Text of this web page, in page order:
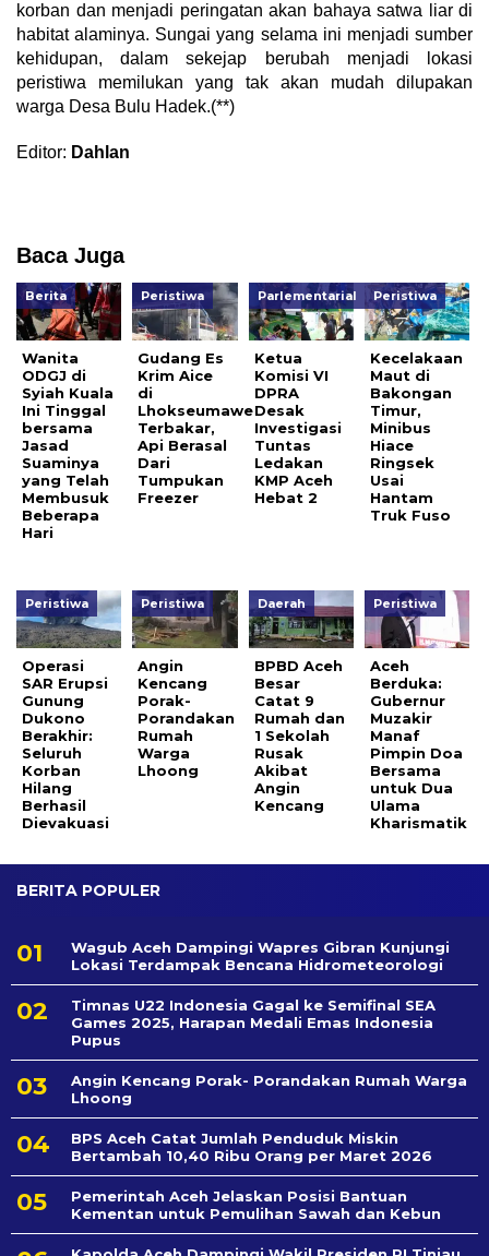
korban dan menjadi peringatan akan bahaya satwa liar di
habitat alaminya. Sungai yang selama ini menjadi sumber
kehidupan, dalam sekejap berubah menjadi lokasi
peristiwa memilukan yang tak akan mudah dilupakan
warga Desa Bulu Hadek.(**)
Editor: Dahlan
Baca Juga
Berita
Wanita
ODGJ di
Syiah Kuala
Ini Tinggal
bersama
Jasad
Suaminya
yang Telah
Membusuk
Beberapa
Hari
Peristiwa
Gudang Es
Krim Aice
di
Lhokseumawe
Terbakar,
Api Berasal
Dari
Tumpukan
Freezer
Parlementarial
Ketua
Komisi VI
DPRA
Desak
Investigasi
Tuntas
Ledakan
KMP Aceh
Hebat 2
Peristiwa
Kecelakaan
Maut di
Bakongan
Timur,
Minibus
Hiace
Ringsek
Usai
Hantam
Truk Fuso
Peristiwa
Operasi
SAR Erupsi
Gunung
Dukono
Berakhir:
Seluruh
Korban
Hilang
Berhasil
Dievakuasi
Peristiwa
Angin
Kencang
Porak-
Porandakan
Rumah
Warga
Lhoong
Daerah
BPBD Aceh
Besar
Catat 9
Rumah dan
1 Sekolah
Rusak
Akibat
Angin
Kencang
Peristiwa
Aceh
Berduka:
Gubernur
Muzakir
Manaf
Pimpin Doa
Bersama
untuk Dua
Ulama
Kharismatik
BERITA POPULER
Wagub Aceh Dampingi Wapres Gibran Kunjungi
Lokasi Terdampak Bencana Hidrometeorologi
Timnas U22 Indonesia Gagal ke Semifinal SEA
Games 2025, Harapan Medali Emas Indonesia
Pupus
Angin Kencang Porak- Porandakan Rumah Warga
Lhoong
BPS Aceh Catat Jumlah Penduduk Miskin
Bertambah 10,40 Ribu Orang per Maret 2026
Pemerintah Aceh Jelaskan Posisi Bantuan
Kementan untuk Pemulihan Sawah dan Kebun